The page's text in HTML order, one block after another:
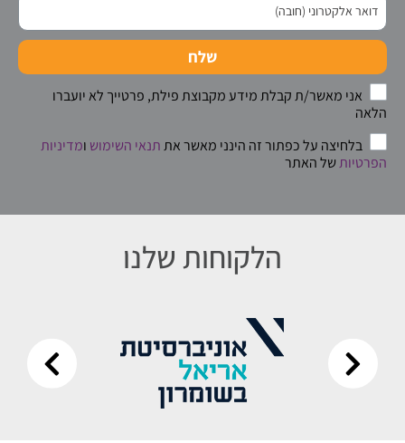
שלח
אני מאשר/ת קבלת מידע מקבוצת פילת, פרטייך לא יועברו
הלאה
בלחיצה על כפתור זה הינני מאשר אתתנאי השימוש ומדיניות
הפרטיותשל האתר
הלקוחות שלנו